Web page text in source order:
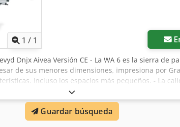
1 / 1
Dnjx Aivea Versión CE - La WA 6 es la sierra de
de sus menores dimensiones, impresiona por
Incluso los espacios más pequeños. - La
diario. Datos técnicos: Carro de rodillos dobles,
Unidad de puntuación 0,37 kW Altura de corte máx.
giro de 0 a 45° Ancho de corte 1000 mm, ajustable
inglete angular hasta 2600 mm Conexión de
Guardar búsqueda